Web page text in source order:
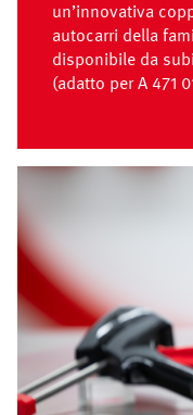
un’innovativa
autocarri della
disponibile da
(adatto per A 471